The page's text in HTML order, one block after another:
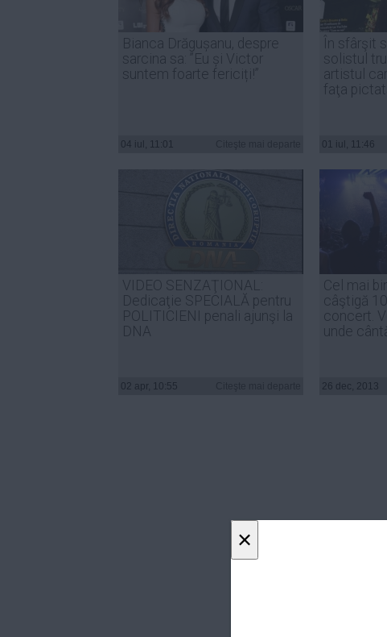
×
Bianca Drăgușanu, despre
sarcina sa: ”Eu și Victor
suntem foarte fericiți!”
04 iul, 11:01
În sfârşit
solistul
artistul
faţa
01 iul, 11:46
VIDEO SENZAŢIONAL:
Dedicaţie SPECIALĂ pentru
POLITICIENI penali ajunşi la
DNA
02 apr, 10:55
Cel mai
câştigă
concert.
unde
26 dec, 2013